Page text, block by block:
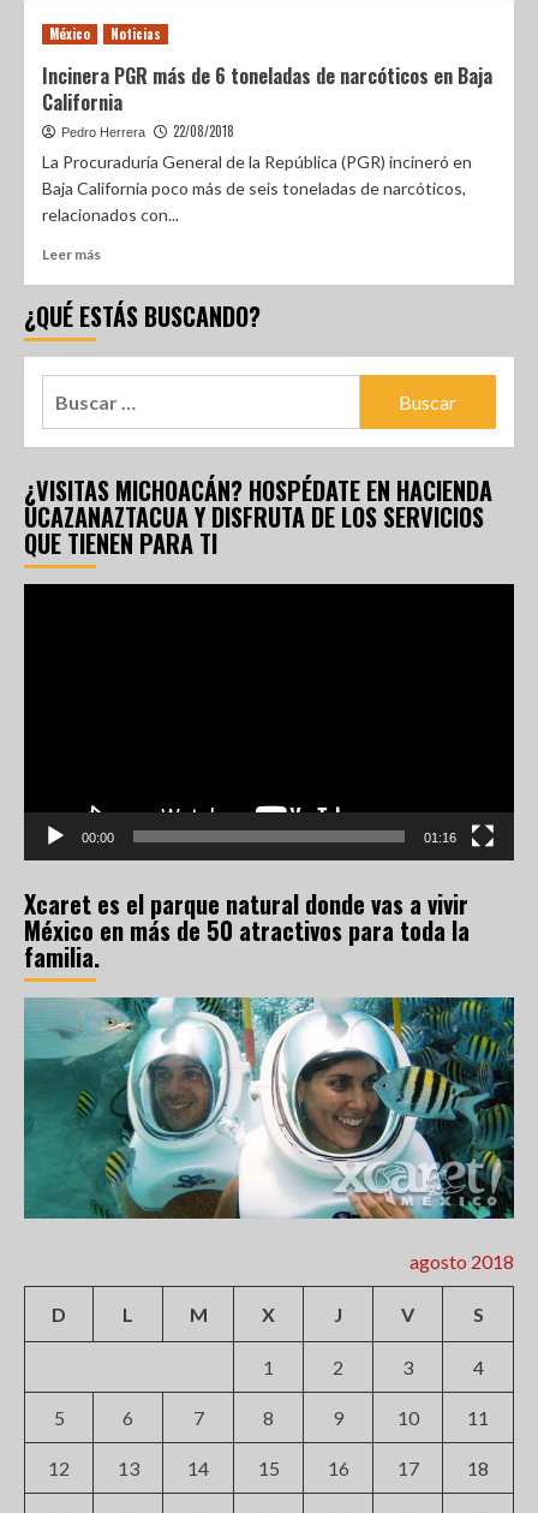
México Noticias
Incinera PGR más de 6 toneladas de narcóticos en Baja
California
Pedro Herrera 22/08/2018
La Procuraduría General de la República (PGR) incineró en
Baja California poco más de seis toneladas de narcóticos,
relacionados con...
Leer más
¿QUÉ ESTÁS BUSCANDO?
¿VISITAS MICHOACÁN? HOSPÉDATE EN HACIENDA
UCAZANAZTACUA Y DISFRUTA DE LOS SERVICIOS
QUE TIENEN PARA TI
00:00 01:16
Xcaret es el parque natural donde vas a vivir
México en más de 50 atractivos para toda la
familia.
agosto 2018
D L M X J V S
1 2 3 4
5 6 7 8 9 10 11
12 13 14 15 16 17 18